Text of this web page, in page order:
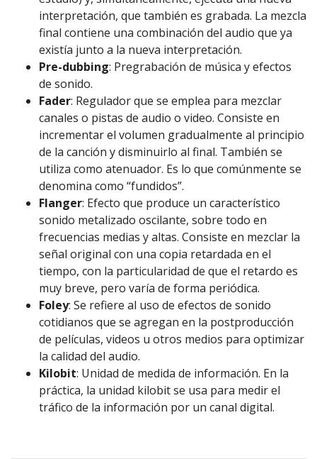
interpretación, que también es grabada. La mezcla
final contiene una combinación del audio que ya
existía junto a la nueva interpretación.
Pre-dubbing: Pregrabación de música y efectos
de sonido.
Fader: Regulador que se emplea para mezclar
canales o pistas de audio o video. Consiste en
incrementar el volumen gradualmente al principio
de la canción y disminuirlo al final. También se
utiliza como atenuador. Es lo que comúnmente se
denomina como “fundidos”.
Flanger: Efecto que produce un característico
sonido metalizado oscilante, sobre todo en
frecuencias medias y altas. Consiste en mezclar la
señal original con una copia retardada en el
tiempo, con la particularidad de que el retardo es
muy breve, pero varía de forma periódica.
Foley: Se refiere al uso de efectos de sonido
cotidianos que se agregan en la postproducción
de películas, videos u otros medios para optimizar
la calidad del audio.
Kilobit: Unidad de medida de información. En la
práctica, la unidad kilobit se usa para medir el
tráfico de la información por un canal digital.